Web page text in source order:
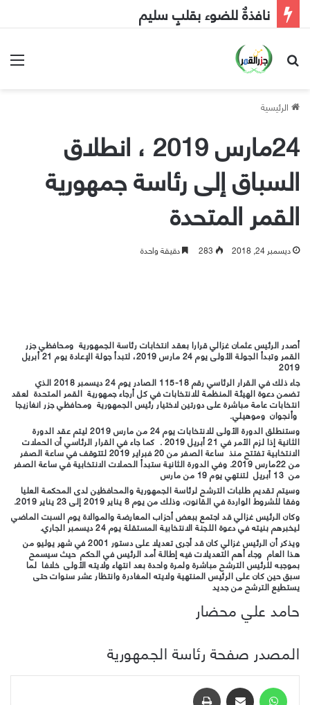
نافذةٌ للضوء بقلبٍ سليم
بحث عن
الرئيسية
24مارس 2019 ، انطلاق
السباق إلى رئاسة جمهورية
القمر المتحدة
ديسمبر 24, 2018 283 دقيقة واحدة
أصدر الرئيس عثمان غزالي قرارا بعقد انتخابات رئاسة الجمهورية ومحافظي جزر
القمر وتبدأ الجولة الأولى يوم 24 مارس 2019، لتبدأ جولة الإعادة يوم 21 أبريل
2019
جاء ذلك في القرار الرئاسي رقم 18-115 الصادر يوم 24 ديسمبر 2018 الذي
تضمن دعوة الهيئة المنظمة للانتخابات في كل أرجاء جمهورية القمر المتحدة لعقد
انتخابات عامة مباشرة على دورتين لاختيار رئيس الجمهورية ومحافظي جزر انغازيجا
وأنجوان وموهيلي.
وستنطلق الدورة الأولى للانتخابات يوم 24 من مارس 2019 ليتم عقد الدورة
الثانية إذا لزم الأمر في 21 أبريل 2019 . كما جاء في القرار الرئاسي أن الحملات
الانتخابية تفتتح منذ ساعة الصفر من 20 فبراير 2019 لتتوقف في ساعة الصفر
من 22مارس 2019. وفي الدورة الثانية ستبدأ الحملات الانتخابية في ساعة الصفر
من 13 أبريل لتنتهي يوم 19 من مارس
وسيتم تقديم طلبات الترشح لرئاسة الجمهورية والمحافظين لدى المحكمة العليا
وفقا للشروط الواردة في القانون، وذلك من يوم 8 يناير 2019 إلى 23 يناير 2019.
وكان الرئيس غزالي قد اجتمع ببعض أحزاب المعارضة والموالاة يوم السبت الماضي
ليخبرهم بنيته في دعوة اللجنة الانتخابية المستقلة يوم 24 ديسمبر الجاري.
ويذكر أن الرئيس غزالي كان قد أجرى تعديلا على دستور 2001 في شهر يوليو من
هذا العام وجاء أهم التعديلات فيه إطالة أمد الرئيس في الحكم حيث سيسمح
بموجبه للرئيس الترشح مباشرة ولمرة واحدة بعد انتهاء ولايته الأولى خلافا لما
سبق حين كان على الرئيس المنتهية ولايته المغادرة وانتظار عشر سنوات حتى
يستطيع الترشح من جديد
حامد علي محضار
المصدر صفحة رئاسة الجمهورية